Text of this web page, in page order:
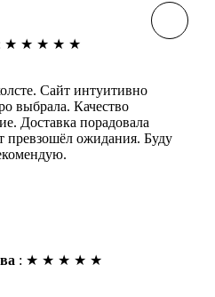
★ ★ ★ ★ ★
Сайт интуитивно
выбрала. Качество
Доставка порадовала
превзошёл ожидания. Буду
: ★ ★ ★ ★ ★